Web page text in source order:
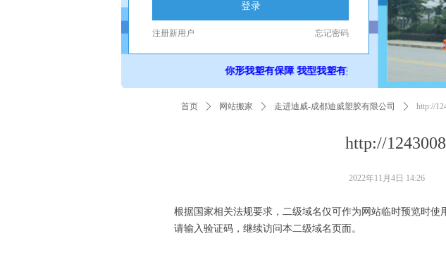
登录
忘记密码
注册新用户
你形我塑有保障 我型我塑有突破
http://
首页 ꄲ 网站搬家 ꄲ 走进迪威-成都迪威塑胶有限公司 ꄲ http://
根据国家相关法规要求，二级域名仅可作为网站临时预览时使
请输入验证码，继续访问本二级域名页面。
2022年11月4日 14:26